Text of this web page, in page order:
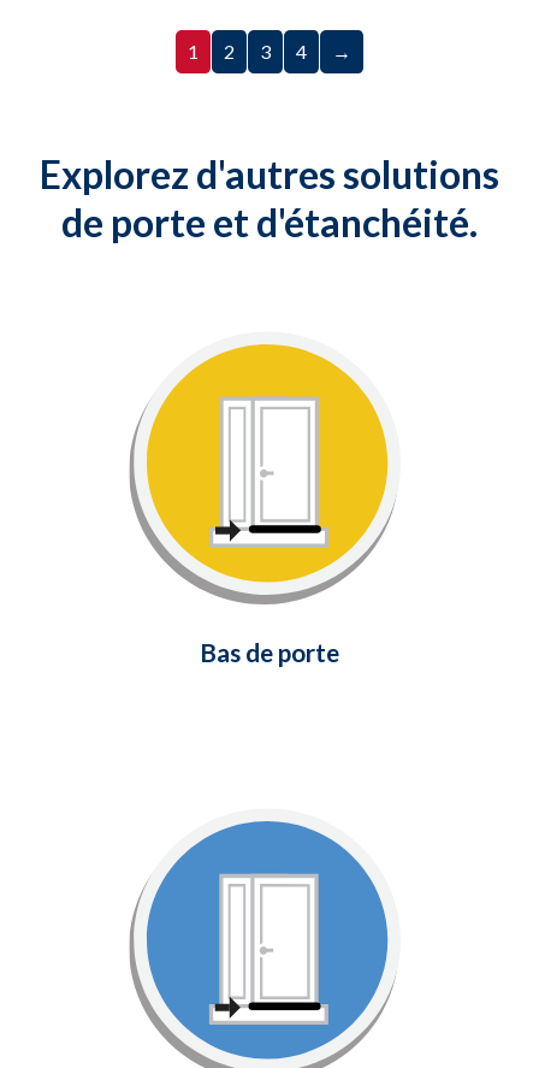
1 2 3 4 →
Explorez d'autres solutions
de porte et d'étanchéité.
Bas de porte
Scellez les espaces entre le bas de
votre porte et le seuil avec cette
solution simple et peu coûteuse.
En savoir plus
Coupe-froid pour
Fournit un joint étanche aux
intempéries entre le bas de votre
porte et le seuil.